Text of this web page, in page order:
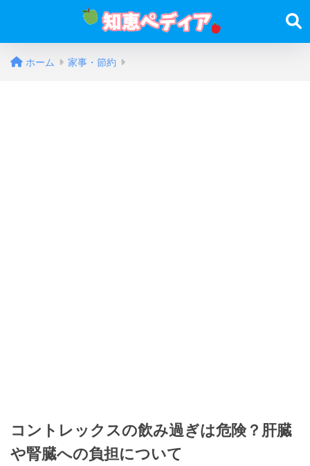
ホーム 家事・節約
コントレックスの飲み過ぎは危険？肝臓
や腎臓への負担について